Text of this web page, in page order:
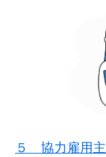
５ 協力雇用主